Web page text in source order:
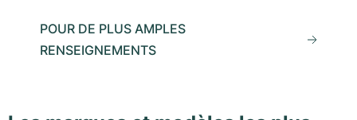
POUR DE PLUS AMPLES
RENSEIGNEMENTS